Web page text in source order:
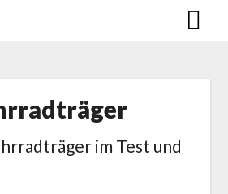
im Test und